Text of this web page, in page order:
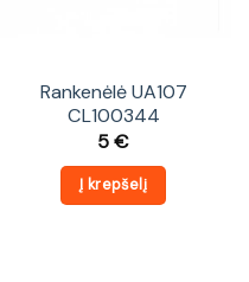
Rankenėlė UA107
CL100344
5€
Į krepšelį